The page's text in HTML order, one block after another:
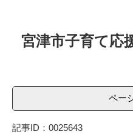
ム
検
宮津市子育て応
ペー
記事ID：0025643